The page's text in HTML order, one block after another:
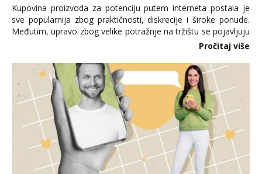
Kupovina proizvoda za potenciju putem interneta postala je
sve popularnija zbog praktičnosti, diskrecije i široke ponude.
Međutim, upravo zbog velike potražnje na tržištu se pojavljuju
i brojni krivotvoreni proizvodi, nepouzdane internetske
Pročitaj više